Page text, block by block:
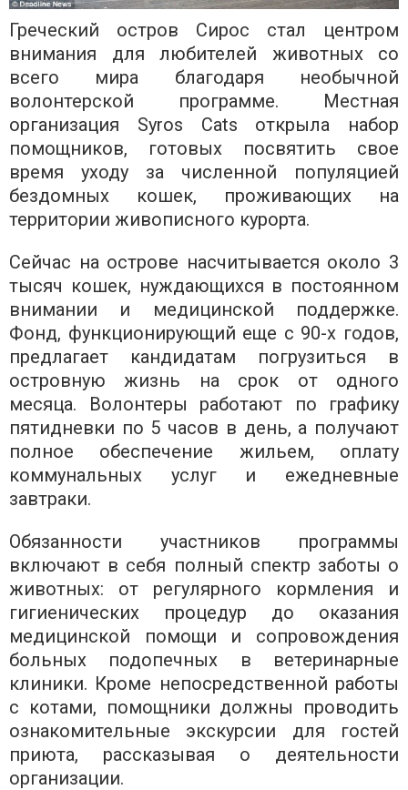
Греческий остров Сирос стал центром
внимания для любителей животных со
всего мира благодаря необычной
волонтерской программе. Местная
организация Syros Cats открыла набор
помощников, готовых посвятить свое
время уходу за численной популяцией
бездомных кошек, проживающих на
территории живописного курорта.
Сейчас на острове насчитывается около 3
тысяч кошек, нуждающихся в постоянном
внимании и медицинской поддержке.
Фонд, функционирующий еще с 90-х годов,
предлагает кандидатам погрузиться в
островную жизнь на срок от одного
месяца. Волонтеры работают по графику
пятидневки по 5 часов в день, а получают
полное обеспечение жильем, оплату
коммунальных услуг и ежедневные
завтраки.
Обязанности участников программы
включают в себя полный спектр заботы о
животных: от регулярного кормления и
гигиенических процедур до оказания
медицинской помощи и сопровождения
больных подопечных в ветеринарные
клиники. Кроме непосредственной работы
с котами, помощники должны проводить
ознакомительные экскурсии для гостей
приюта, рассказывая о деятельности
организации.